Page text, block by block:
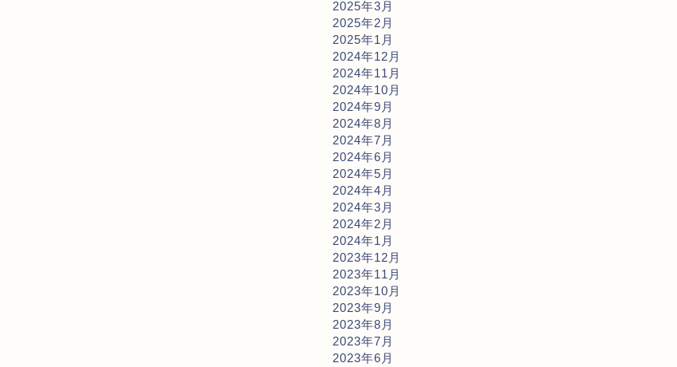
2025年3月
2025年2月
2025年1月
2024年12月
2024年11月
2024年10月
2024年9月
2024年8月
2024年7月
2024年6月
2024年5月
2024年4月
2024年3月
2024年2月
2024年1月
2023年12月
2023年11月
2023年10月
2023年9月
2023年8月
2023年7月
2023年6月